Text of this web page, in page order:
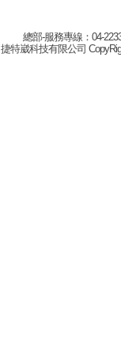
總部-服務專線：04-
捷特崴科技有限公司